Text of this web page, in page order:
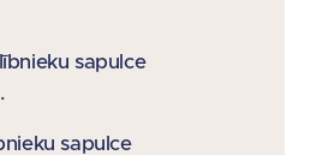
sapulce
sapulce